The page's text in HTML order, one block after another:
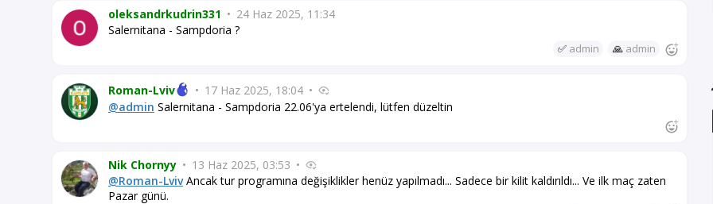
oleksandrkudrin331 • 24 Haz 2025, 11:34
Salernitana - Sampdoria ?
✅ admin 🙏 admin
Roman-Lviv • 17 Haz 2025, 18:04 •
@admin Salernitana - Sampdoria 22.06'ya ertelendi, lütfen düzeltin
Nik Chornyy • 13 Haz 2025, 03:53 •
@Roman-LvivAncak tur programına değişiklikler henüz yapılmadı... Sadece bir kilit kaldırıldı... Ve ilk maç zaten
Pazar günü.